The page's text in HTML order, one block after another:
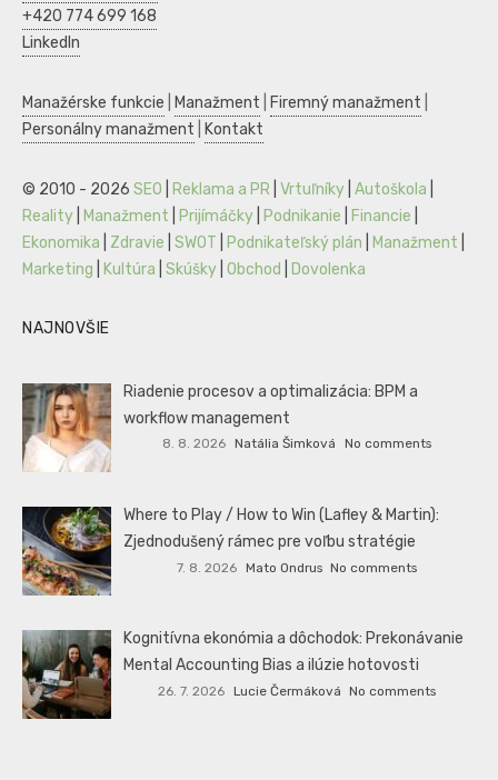
+420 774 699 168
LinkedIn
Manažérske funkcie Manažment Firemný manažment
Personálny manažment
Kontakt
© 2010 - 2026 SEO Reklama a PR Vrtuľníky Autoškola
Reality
Manažment Prijímáčky Podnikanie Financie
Ekonomika
Zdravie SWOT Podnikateľský plán Manažment
Marketing
Kultúra Skúšky Obchod Dovolenka
NAJNOVŠIE
Riadenie procesov a optimalizácia: BPM a
workflow management
8. 8. 2026 Natália Šimková No comments
Where to Play / How to Win (Lafley & Martin):
Zjednodušený rámec pre voľbu stratégie
7. 8. 2026 Mato Ondrus No comments
Kognitívna ekonómia a dôchodok: Prekonávanie
Mental Accounting Bias a ilúzie hotovosti
26. 7. 2026 Lucie Čermáková No comments